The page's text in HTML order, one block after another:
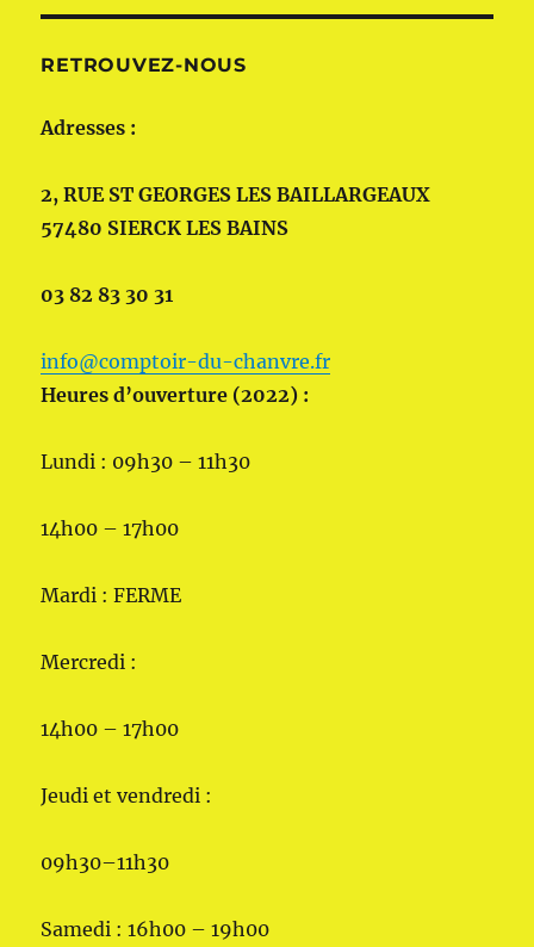
RETROUVEZ-NOUS
Adresses :
2, RUE ST GEORGES LES BAILLARGEAUX
57480 SIERCK LES BAINS
03 82 83 30 31
info@comptoir-du-chanvre.fr
Heures d’ouverture (2022) :
Lundi : 09h30 – 11h30
14h00 – 17h00
Mardi : FERME
Mercredi :
14h00 – 17h00
Jeudi et vendredi :
09h30–11h30
Samedi : 16h00 – 19h00